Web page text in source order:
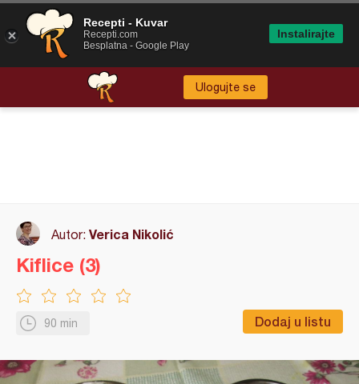
Ulogujte se
Autor: Verica Nikolić
90 min Dodaj u listu
Kiflice (3)
Recepti - Kuvar
Recepti.com
Besplatna - Google Play
Instalirajte